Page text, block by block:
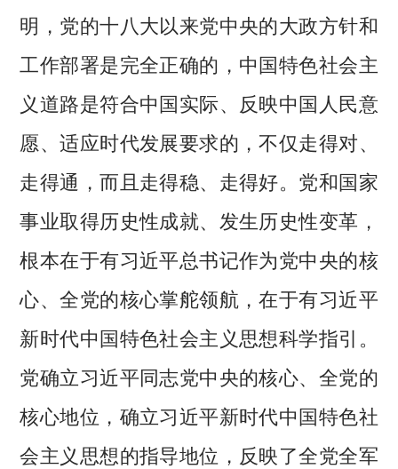
明，党的十八大以来党中央的大政方针和
工作部署是完全正确的，中国特色社会主
义道路是符合中国实际、反映中国人民意
愿、适应时代发展要求的，不仅走得对、
走得通，而且走得稳、走得好。党和国家
事业取得历史性成就、发生历史性变革，
根本在于有习近平总书记作为党中央的核
心、全党的核心掌舵领航，在于有习近平
新时代中国特色社会主义思想科学指引。
党确立习近平同志党中央的核心、全党的
核心地位，确立习近平新时代中国特色社
会主义思想的指导地位，反映了全党全军